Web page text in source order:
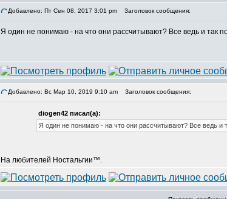
Добавлено: Пт Сен 08, 2017 3:01 pm Заголовок сообщения:
Я один не понимаю - на что они рассчитывают? Все ведь и так
Добавлено: Вс Мар 10, 2019 9:10 am Заголовок сообщения:
diogen42 писал(а):
Я один не понимаю - на что они рассчитывают? Все ведь и
На любителей Ностальгии™.